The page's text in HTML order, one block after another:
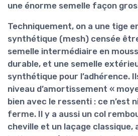
une énorme semelle façon
Techniquement, on a une tige
synthétique (mesh) censée
semelle intermédiaire en
durable, et une semelle
synthétique pour l’adhérence.
niveau d’amortissement «
bien avec le ressenti : ce n’est
ferme. Il y a aussi un col
cheville et un laçage classique,